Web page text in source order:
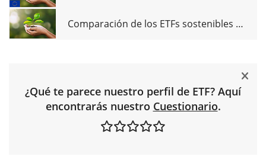
Comparación de los ETFs sostenibles (Mundo)
¿Qué te parece nuestro perfil de ETF? Aquí
encontrarás nuestro Cuestionario.